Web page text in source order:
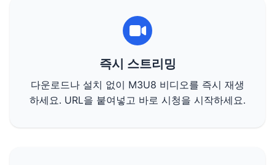
즉시 스트리밍
다운로드나 설치 없이 M3U8 비디오를 즉시 재생
하세요. URL을 붙여넣고 바로 시청을 시작하세요.